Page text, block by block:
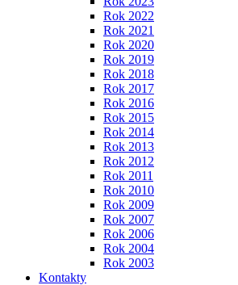
Rok 2022
Rok 2021
Rok 2020
Rok 2019
Rok 2018
Rok 2017
Rok 2016
Rok 2015
Rok 2014
Rok 2013
Rok 2012
Rok 2011
Rok 2010
Rok 2009
Rok 2007
Rok 2006
Rok 2004
Rok 2003
Kontakty